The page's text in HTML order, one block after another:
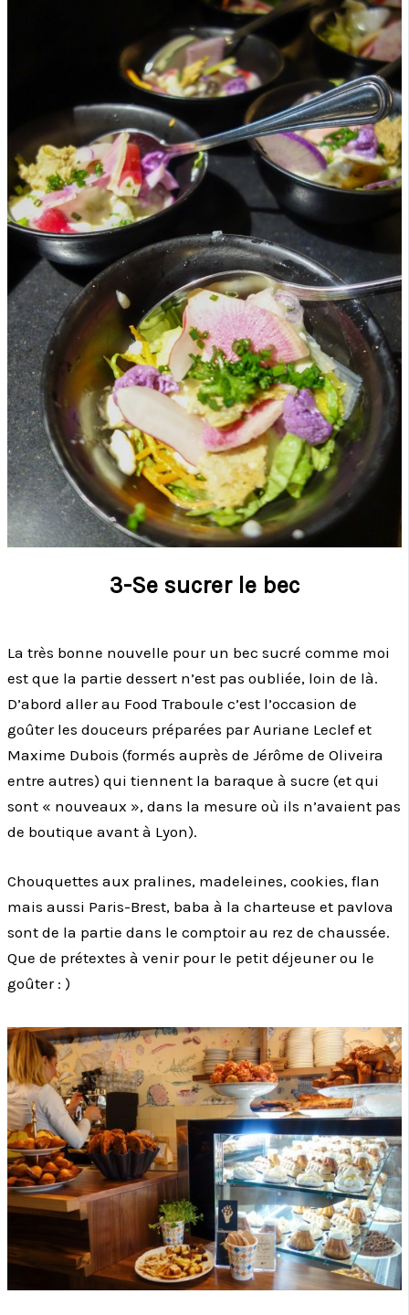
3-Se sucrer le bec
La très bonne nouvelle pour un bec sucré comme moi
est que la partie dessert n’est pas oubliée, loin de là.
D’abord aller au Food Traboule c’est l’occasion de
goûter les douceurs préparées par Auriane Leclef et
Maxime Dubois (formés auprès de Jérôme de Oliveira
entre autres) qui tiennent la baraque à sucre (et qui
sont « nouveaux », dans la mesure où ils n’avaient pas
de boutique avant à Lyon).
Chouquettes aux pralines, madeleines, cookies, flan
mais aussi Paris-Brest, baba à la charteuse et pavlova
sont de la partie dans le comptoir au rez de chaussée.
Que de prétextes à venir pour le petit déjeuner ou le
goûter : )